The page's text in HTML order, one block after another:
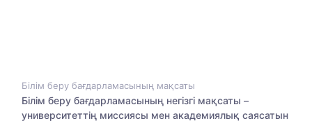
Білім беру бағдарламасының мақсаты
Білім беру бағдарламасының негізгі мақсаты –
университеттің миссиясы мен академиялық саясатын